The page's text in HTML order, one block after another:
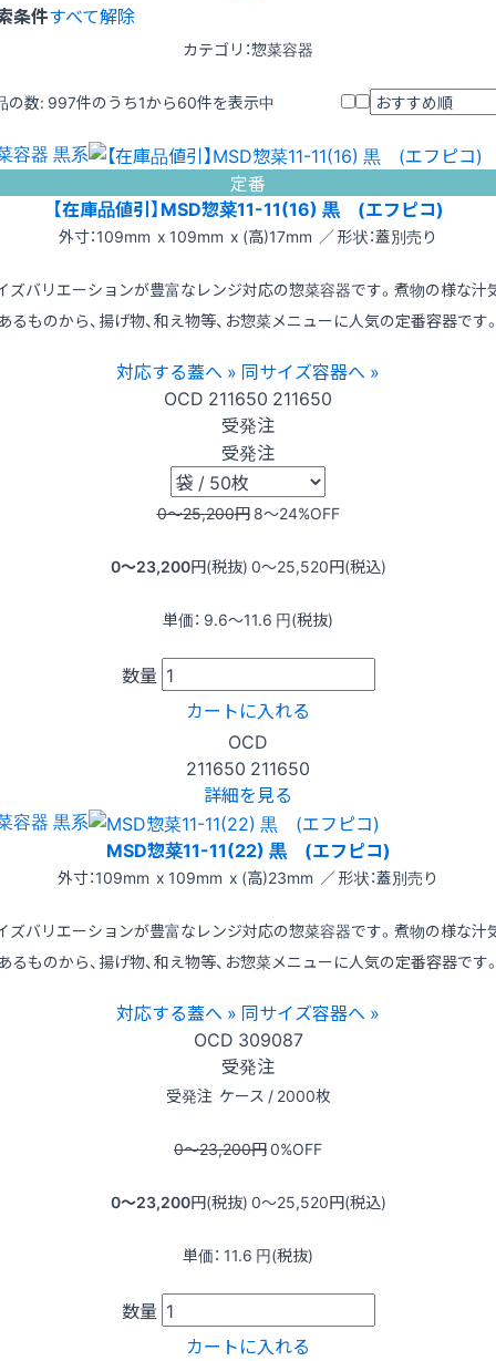
条件すべて解除
カテゴリ：惣菜容器
の数: 997件のうち1から60件を表示中
容器 黒系
定番
【在庫品値引】MSD惣菜11-11(16) 黒 (エフピコ)
外寸：109mm x 109mm x (高)17mm ／ 形状：蓋別売り
ズバリエーションが豊富なレンジ対応の惣菜容器です。煮物の様な汁
るものから、揚げ物、和え物等、お惣菜メニューに人気の定番容器です
対応する蓋へ » 同サイズ容器へ »
OCD 211650 211650
受発注
受発注
0〜25,200円 8〜24%OFF
0〜23,200円(税抜) 0〜25,520円(税込)
単価： 9.6〜11.6 円(税抜)
数量
カートに入れる
OCD
211650 211650
詳細を見る
容器 黒系
MSD惣菜11-11(22) 黒 (エフピコ)
外寸：109mm x 109mm x (高)23mm ／ 形状：蓋別売り
ズバリエーションが豊富なレンジ対応の惣菜容器です。煮物の様な汁
るものから、揚げ物、和え物等、お惣菜メニューに人気の定番容器です
対応する蓋へ » 同サイズ容器へ »
OCD 309087
受発注
受発注 ケース / 2000枚
0〜23,200円0%OFF
0〜23,200円(税抜) 0〜25,520円(税込)
単価： 11.6 円(税抜)
数量
カートに入れる